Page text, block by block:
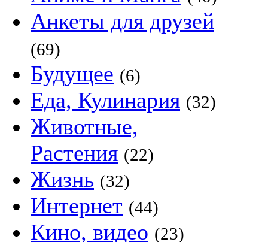
Анкеты для друзей
(69)
Будущее (6)
Еда, Кулинария (32)
Животные,
Растения (22)
Жизнь (32)
Интернет (44)
Кино, видео (23)